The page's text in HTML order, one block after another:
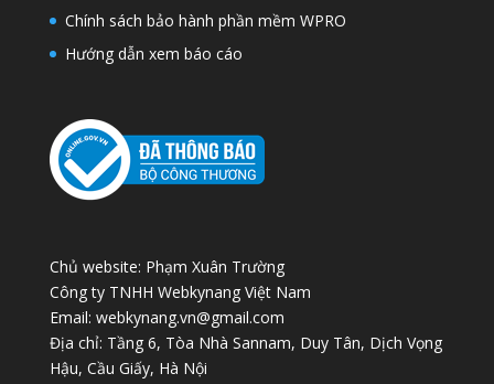
Chính sách bảo hành phần mềm WPRO
Hướng dẫn xem báo cáo
Chủ website: Phạm Xuân Trường
Công ty TNHH Webkynang Việt Nam
Email: webkynang.vn@gmail.com
Địa chỉ: Tầng 6, Tòa Nhà Sannam, Duy Tân, Dịch Vọng
Hậu, Cầu Giấy, Hà Nội